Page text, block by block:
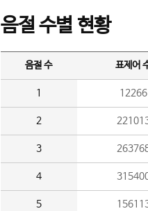
음절 수별 현황
음절 수 표제어
1 12266
2
3
4
5